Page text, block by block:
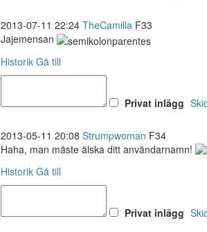
2013-07-11 22:24 TheCamilla F33
Jajemensan
Historik Gå till
Privat inlägg
2013-05-11 20:08 Strumpwoman F34
Haha, man måste älska ditt användarnamn!
Historik Gå till
Privat inlägg